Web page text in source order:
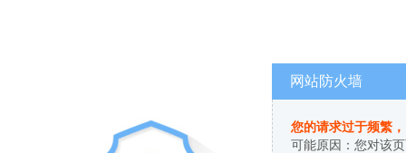
网站防火墙
您的请求过于频繁
可能原因：您对该